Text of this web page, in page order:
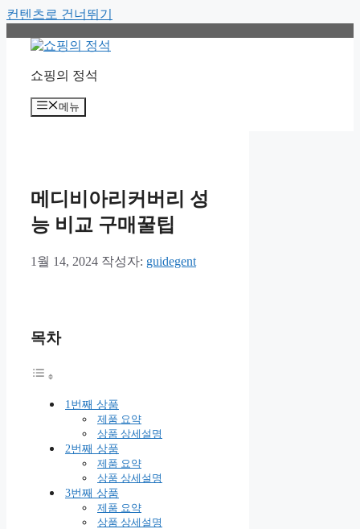
컨텐츠로 건너뛰기
쇼핑의 정석
메뉴
메디비아리커버리 성
능 비교 구매꿀팁
1월 14, 2024 작성자: guidegent
목차
1번째 상품
제품 요약
상품 상세설명
2번째 상품
제품 요약
상품 상세설명
3번째 상품
제품 요약
상품 상세설명